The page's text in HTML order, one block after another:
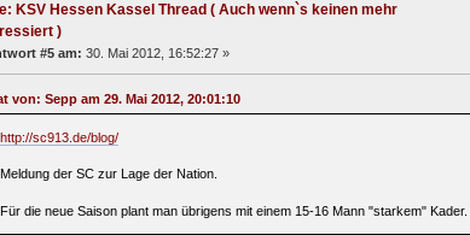
KSV Hessen Kassel Thread ( Auch wenn`s keinen mehr
)
#5 am: 30. Mai 2012, 16:52:27 »
von: Sepp am 29. Mai 2012, 20:01:10
http://sc913.de/blog/
Meldung der SC zur Lage der Nation.
Für die neue Saison plant man übrigens mit einem 15-16 Mann "starkem" Kader.